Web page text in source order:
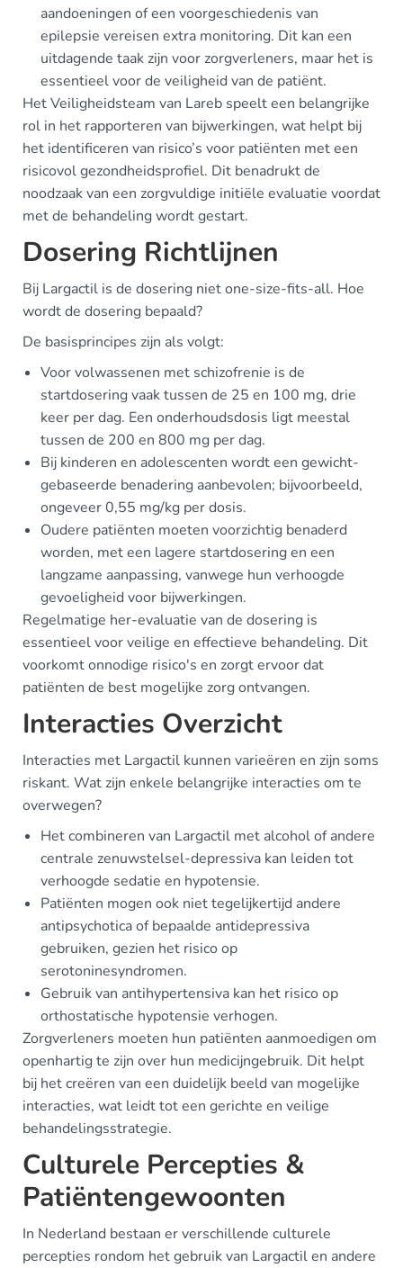
aandoeningen of een voorgeschiedenis van
epilepsie vereisen extra monitoring. Dit kan een
uitdagende taak zijn voor zorgverleners, maar het is
essentieel voor de veiligheid van de patiënt.
Het Veiligheidsteam van Lareb speelt een belangrijke
rol in het rapporteren van bijwerkingen, wat helpt bij
het identificeren van risico’s voor patiënten met een
risicovol gezondheidsprofiel. Dit benadrukt de
noodzaak van een zorgvuldige initiële evaluatie voordat
met de behandeling wordt gestart.
Dosering Richtlijnen
Bij Largactil is de dosering niet one-size-fits-all. Hoe
wordt de dosering bepaald?
De basisprincipes zijn als volgt:
Voor volwassenen met schizofrenie is de
startdosering vaak tussen de 25 en 100 mg, drie
keer per dag. Een onderhoudsdosis ligt meestal
tussen de 200 en 800 mg per dag.
Bij kinderen en adolescenten wordt een gewicht-
gebaseerde benadering aanbevolen; bijvoorbeeld,
ongeveer 0,55 mg/kg per dosis.
Oudere patiënten moeten voorzichtig benaderd
worden, met een lagere startdosering en een
langzame aanpassing, vanwege hun verhoogde
gevoeligheid voor bijwerkingen.
Regelmatige her-evaluatie van de dosering is
essentieel voor veilige en effectieve behandeling. Dit
voorkomt onnodige risico's en zorgt ervoor dat
patiënten de best mogelijke zorg ontvangen.
Interacties Overzicht
Interacties met Largactil kunnen varieëren en zijn soms
riskant. Wat zijn enkele belangrijke interacties om te
overwegen?
Het combineren van Largactil met alcohol of andere
centrale zenuwstelsel-depressiva kan leiden tot
verhoogde sedatie en hypotensie.
Patiënten mogen ook niet tegelijkertijd andere
antipsychotica of bepaalde antidepressiva
gebruiken, gezien het risico op
serotoninesyndromen.
Gebruik van antihypertensiva kan het risico op
orthostatische hypotensie verhogen.
Zorgverleners moeten hun patiënten aanmoedigen om
openhartig te zijn over hun medicijngebruik. Dit helpt
bij het creëren van een duidelijk beeld van mogelijke
interacties, wat leidt tot een gerichte en veilige
behandelingsstrategie.
Culturele Percepties &
Patiëntengewoonten
In Nederland bestaan er verschillende culturele
percepties rondom het gebruik van Largactil en andere